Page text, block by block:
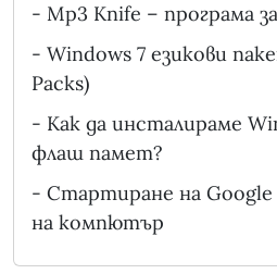
- Mp3 Knife – програма
- Windows 7 езикови
Packs)
- Как да инсталираме
флаш памет?
- Стартиране на
на компютър